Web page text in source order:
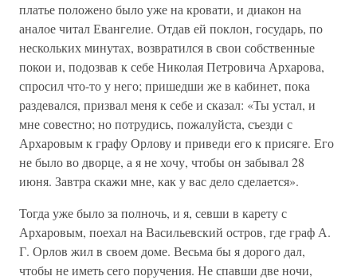
платье положено было уже на кровати, и диакон на
аналое читал Евангелие. Отдав ей поклон, государь, по
нескольких минутах, возвратился в свои собственные
покои и, подозвав к себе Николая Петровича Архарова,
спросил что-то у него; пришедши же в кабинет, пока
раздевался, призвал меня к себе и сказал: «Ты устал, и
мне совестно; но потрудись, пожалуйста, съезди с
Архаровым к графу Орлову и приведи его к присяге. Его
не было во дворце, а я не хочу, чтобы он забывал 28
июня. Завтра скажи мне, как у вас дело сделается».
Тогда уже было за полночь, и я, севши в карету с
Архаровым, поехал на Васильевский остров, где граф А.
Г. Орлов жил в своем доме. Весьма бы я дорого дал,
чтобы не иметь сего поручения. Не спавши две ночи,